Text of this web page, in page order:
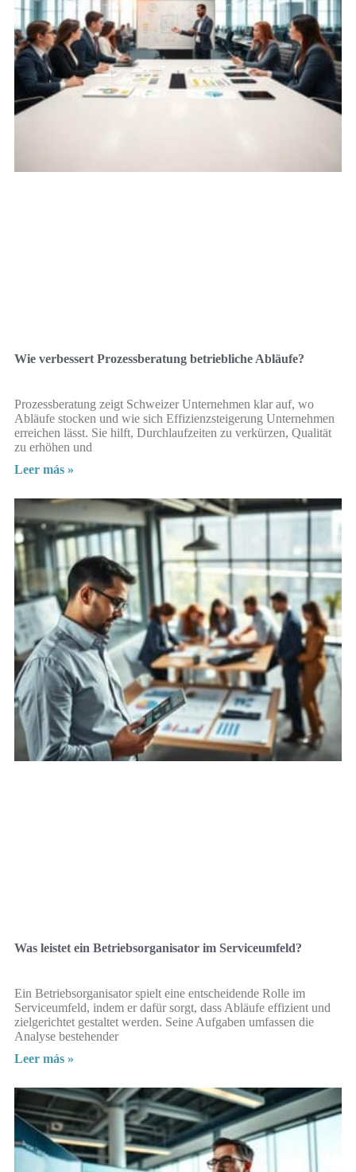
Wie verbessert Prozessberatung betriebliche Abläufe?
Prozessberatung zeigt Schweizer Unternehmen klar auf, wo
Abläufe stocken und wie sich Effizienzsteigerung Unternehmen
erreichen lässt. Sie hilft, Durchlaufzeiten zu verkürzen, Qualität
zu erhöhen und
Leer más »
Was leistet ein Betriebsorganisator im Serviceumfeld?
Ein Betriebsorganisator spielt eine entscheidende Rolle im
Serviceumfeld, indem er dafür sorgt, dass Abläufe effizient und
zielgerichtet gestaltet werden. Seine Aufgaben umfassen die
Analyse bestehender
Leer más »